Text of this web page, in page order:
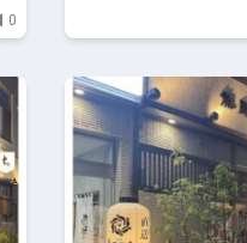
0